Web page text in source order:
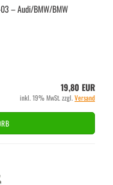
– Audi/BMW/BMW
19,80 EUR
inkl. 19% MwSt. zzgl.Versand